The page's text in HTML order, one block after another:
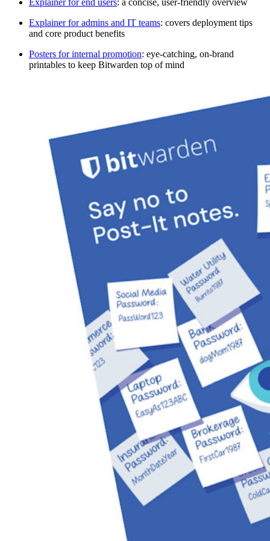
Explainer for end users: a concise, user-friendly overview
Explainer for admins and IT teams: covers deployment tips
and core product benefits
Posters for internal promotion: eye-catching, on-brand
printables to keep Bitwarden top of mind